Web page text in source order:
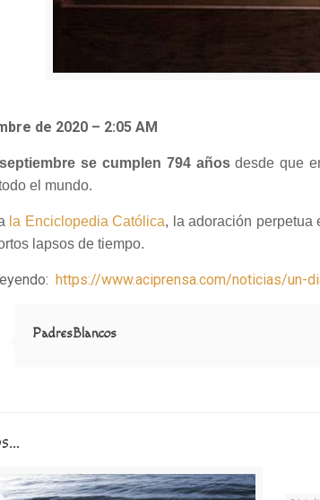
de 2020 – 2:05 AM
se cumplen 794 añosdesde que
el mundo.
la Enciclopedia Católica, la adoración perpetua
lapsos de tiempo.
https://www.aciprensa.com/noticias/un-
PadresBlancos